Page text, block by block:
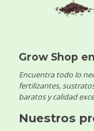
Grow Shop
Encuentra todo lo
fertilizantes,
baratos y calidad
Nuestros